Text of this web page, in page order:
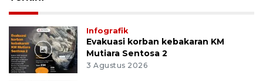
Infografik
Evakuasi korban kebakaran KM
Mutiara Sentosa 2
3 Agustus 2026